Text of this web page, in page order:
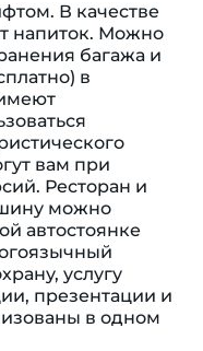
В качестве
напиток. Можно
багажа и
в
вам при
Ресторан и
можно
автостоянке
услугу
презентации и
в одном